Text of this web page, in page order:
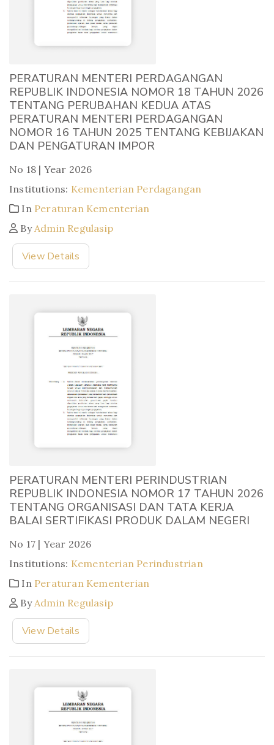
PERATURAN MENTERI PERDAGANGAN
REPUBLIK INDONESIA NOMOR 18 TAHUN 2026
TENTANG PERUBAHAN KEDUA ATAS
PERATURAN MENTERI PERDAGANGAN
NOMOR 16 TAHUN 2025 TENTANG KEBIJAKAN
DAN PENGATURAN IMPOR
No 18 | Year 2026
Institutions: Kementerian Perdagangan
In Peraturan Kementerian
ByAdmin Regulasip
View Details
PERATURAN MENTERI PERINDUSTRIAN
REPUBLIK INDONESIA NOMOR 17 TAHUN 2026
TENTANG ORGANISASI DAN TATA KERJA
BALAI SERTIFIKASI PRODUK DALAM NEGERI
No 17 | Year 2026
Institutions: Kementerian Perindustrian
In Peraturan Kementerian
ByAdmin Regulasip
View Details